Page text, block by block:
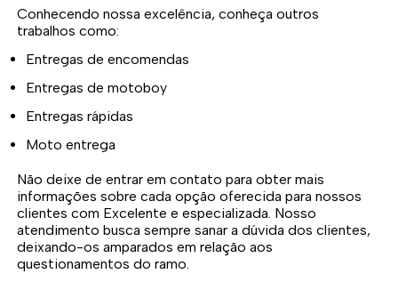
Conhecendo nossa excelência, conheça outros
trabalhos como:
Entregas de encomendas
Entregas de motoboy
Entregas rápidas
Moto entrega
Não deixe de entrar em contato para obter mais
informações sobre cada opção oferecida para nossos
clientes com Excelente e especializada. Nosso
atendimento busca sempre sanar a dúvida dos clientes,
deixando-os amparados em relação aos
questionamentos do ramo.